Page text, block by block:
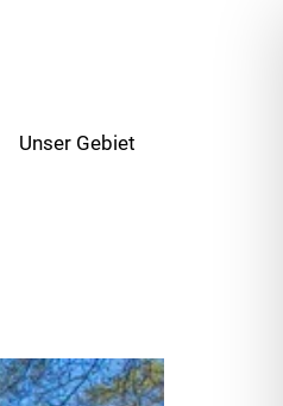
Unser Gebiet